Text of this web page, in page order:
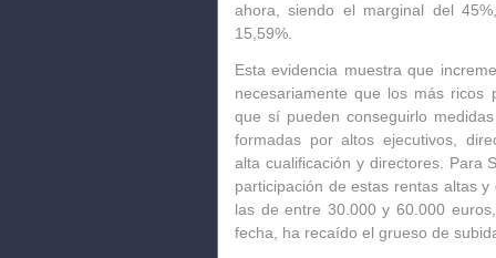
ahora, siendo el marginal del
15,59%.
Esta evidencia muestra que
necesariamente que los más ricos
que sí pueden conseguirlo
formadas por altos ejecutivos,
alta cualificación y directores. Para
participación de estas rentas altas
las de entre 30.000 y 60.000
fecha, ha recaído el grueso de